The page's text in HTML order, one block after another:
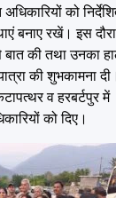
को
बनाए रखें। इस
बात की तथा उनका
की शुभकामना
व हरबर्टपुर
को दिए।